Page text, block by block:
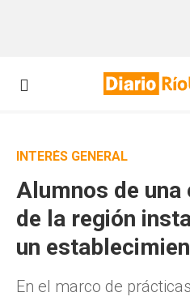
INTERÉS GENERAL
Alumnos de
de la región
un
En el marco de